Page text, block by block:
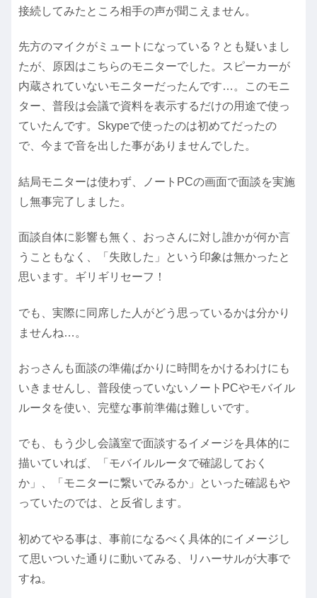
接続してみたところ相手の声が聞こえません。
先方のマイクがミュートになっている？とも疑いまし
たが、原因はこちらのモニターでした。スピーカーが
内蔵されていないモニターだったんです…。このモニ
ター、普段は会議で資料を表示するだけの用途で使っ
ていたんです。Skypeで使ったのは初めてだったの
で、今まで音を出した事がありませんでした。
結局モニターは使わず、ノートPCの画面で面談を実施
し無事完了しました。
面談自体に影響も無く、おっさんに対し誰かが何か言
うこともなく、「失敗した」という印象は無かったと
思います。ギリギリセーフ！
でも、実際に同席した人がどう思っているかは分かり
ませんね…。
おっさんも面談の準備ばかりに時間をかけるわけにも
いきませんし、普段使っていないノートPCやモバイル
ルータを使い、完璧な事前準備は難しいです。
でも、もう少し会議室で面談するイメージを具体的に
描いていれば、「モバイルルータで確認しておく
か」、「モニターに繋いでみるか」といった確認もや
っていたのでは、と反省します。
初めてやる事は、事前になるべく具体的にイメージし
て思いついた通りに動いてみる、リハーサルが大事で
すね。